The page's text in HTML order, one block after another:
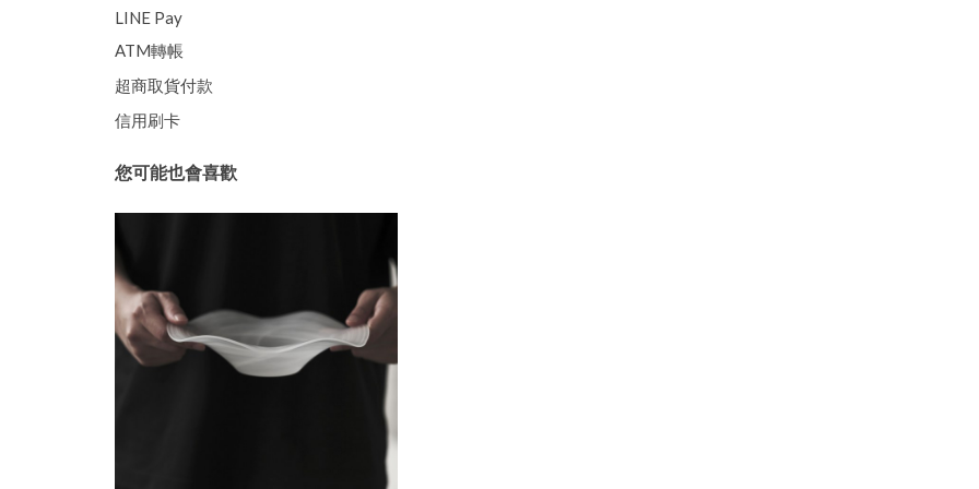
LINE Pay
ATM轉帳
超商取貨付款
信用刷卡
您可能也會喜歡